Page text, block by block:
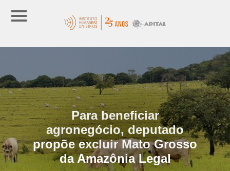
Para beneficiar
agronegócio, deputado
propõe excluir Mato Grosso
da Amazônia Legal